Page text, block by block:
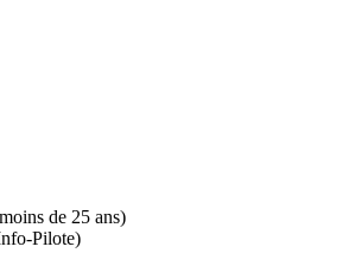
de 25 ans)
Pilote)